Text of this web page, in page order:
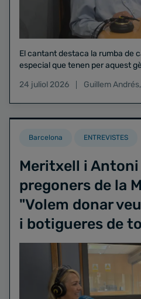
El cantant destaca la rumba de
especial que tenen per aquest
24 juliol 2026
Guillem Andrés,
Barcelona ENTREVISTES
Meritxell i Antoni
pregoners de la
"Volem donar
i botigueres de